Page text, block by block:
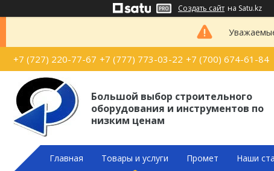
Создать сайт на Satu.kz
+7 (727) 220-77-67 +7 (777) 773-03-22 +7 (700) 674-61-84
Большой выбор строительного
оборудования и инструментов по
низким ценам
Главная Товары и услуги Промет Наши